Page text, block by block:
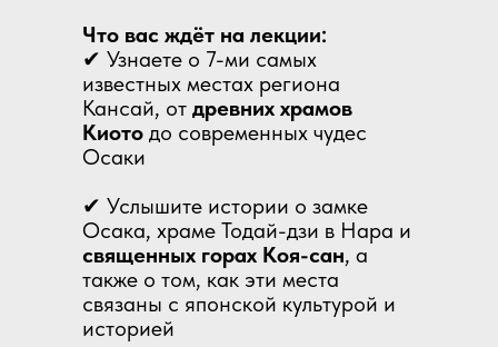
Что вас ждёт на лекции:
✔ Узнаете о 7-ми самых
известных местах региона
Кансай, от древних храмов
Киото до современных чудес
Осаки
✔ Услышите истории о замке
Осака, храме Тодай-дзи в Нара и
священных горах Коя-сан, а
также о том, как эти места
связаны с японской культурой и
историей